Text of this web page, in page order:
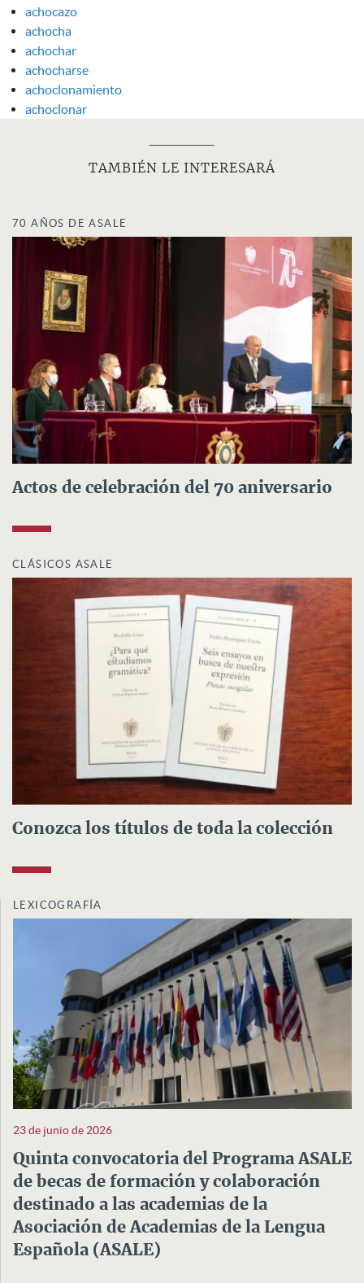
achocazo
achocha
achochar
achocharse
achoclonamiento
achoclonar
TAMBIÉN LE INTERESARÁ
70 AÑOS DE ASALE
Actos de celebración del 70 aniversario
CLÁSICOS ASALE
Conozca los títulos de toda la colección
LEXICOGRAFÍA
23 de junio de 2026
Quinta convocatoria del Programa ASALE
de becas de formación y colaboración
destinado a las academias de la
Asociación de Academias de la Lengua
Española (ASALE)